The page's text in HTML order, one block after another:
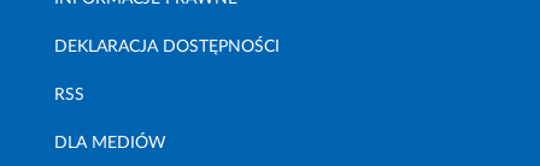
DEKLARACJA DOSTĘPNOŚCI
RSS
DLA MEDIÓW